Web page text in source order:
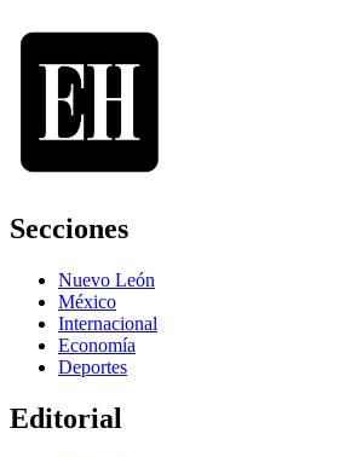
Secciones
Nuevo León
México
Internacional
Economía
Deportes
Editorial